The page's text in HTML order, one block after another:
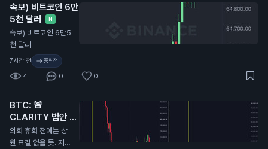
속보) 비트코인 6만
5천 달러
N
속보) 비트코인 6만5
천 달러
7시간 전 중립적
4 0 0
BTC: 🚨
CLARITY 법안 또
연기...
N
의회 휴회 전에는 상
원 표결 없을 듯. 지난